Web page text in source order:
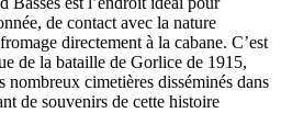
de contact avec la nature
directement à la cabane. C’est
de la bataille de Gorlice de 1915,
nombreux cimetières disséminés dans
de souvenirs de cette histoire